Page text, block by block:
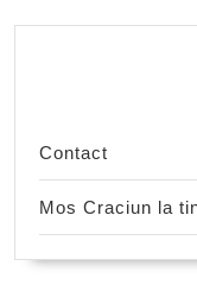
Contact
Mos Craciun la